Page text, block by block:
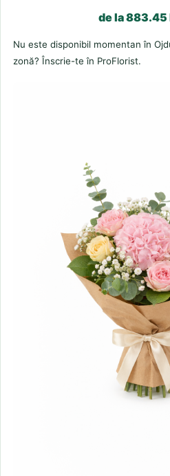
de la 883.45
Nu este disponibil momentan în
zonă? Înscrie-te în ProFlorist.